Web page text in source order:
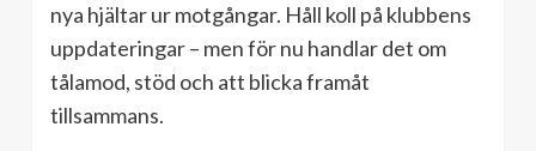
nya hjältar ur motgångar. Håll koll på klubbens
uppdateringar – men för nu handlar det om
tålamod, stöd och att blicka framåt
tillsammans.